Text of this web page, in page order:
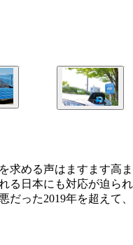
、脱酸素を求める声は
側として糾弾される日
求める声はますます高ま
る日本にも対応が迫られ
だった2019年を超えて、